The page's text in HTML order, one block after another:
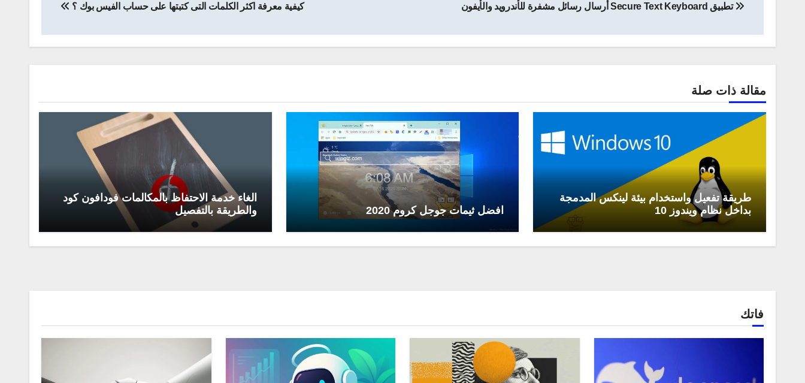
المقالات
تطبيق Secure Text Keyboard أرسال رسائل مشفرة للأندرويد والأيفون كيفية معرفة اكثر الكلمات التى كتبتها على حساب الفيس بوك ؟
مقالة ذات صلة
طريقة تفعيل واستخدام بيئة لينكس المدمجة
بداخل نظام ويندوز 10
افضل ثيمات جوجل كروم 2020
الغاء خدمة الاحتفاظ بالمكالمات فودافون كود
والطريقة بالتفصيل
فاتك